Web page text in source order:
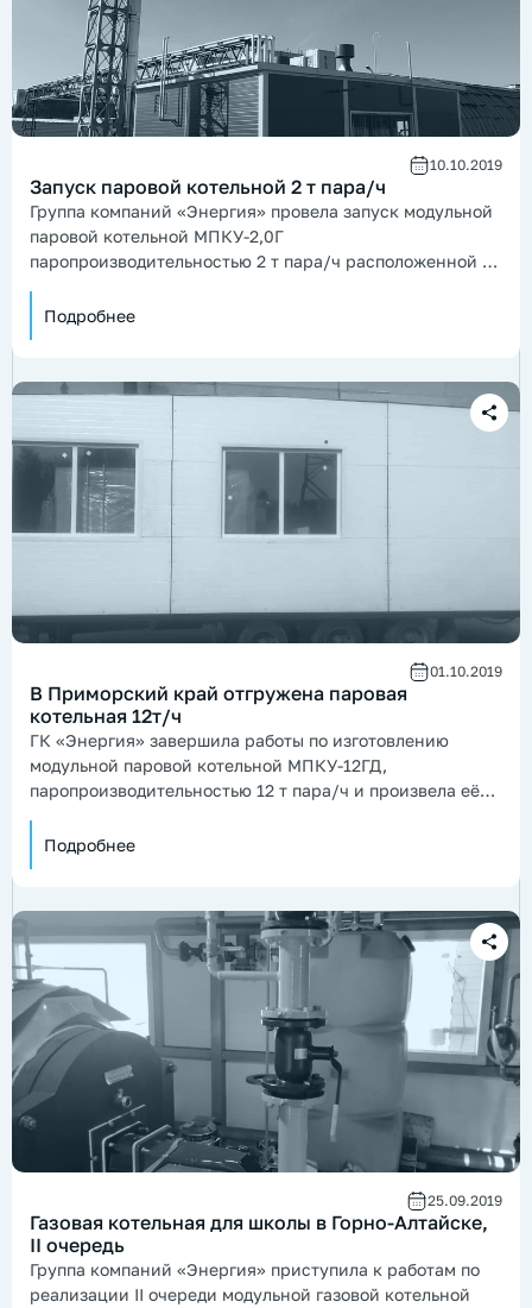
10.10.2019
Запуск паровой котельной 2 т пара/ч
Группа компаний «Энергия» провела запуск модульной
паровой котельной МПКУ-2,0Г
паропроизводительностью 2 т пара/ч расположенной в
Подробнее
01.10.2019
В Приморский край отгружена паровая
котельная 12т/ч
ГК «Энергия» завершила работы по изготовлению
модульной паровой котельной МПКУ-12ГД,
паропроизводительностью 12 т пара/ч и произвела её
Подробнее
25.09.2019
Газовая котельная для школы в Горно-Алтайске,
II очередь
Группа компаний «Энергия» приступила к работам по
реализации II очереди модульной газовой котельной